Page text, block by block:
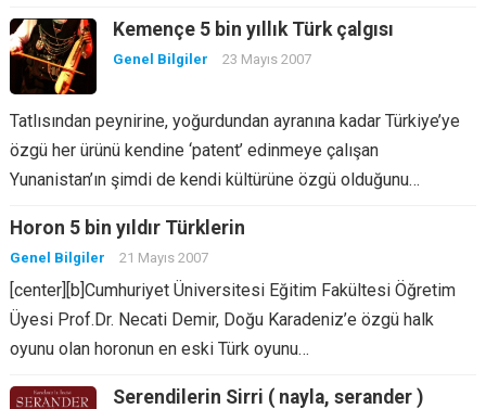
Kemençe 5 bin yıllık Türk çalgısı
Genel Bilgiler 23 Mayıs 2007
Tatlısından peynirine, yoğurdundan ayranına kadar Türkiye’ye
özgü her ürünü kendine ‘patent’ edinmeye çalışan
Yunanistan’ın şimdi de kendi kültürüne özgü olduğunu…
Horon 5 bin yıldır Türklerin
Genel Bilgiler 21 Mayıs 2007
[center][b]Cumhuriyet Üniversitesi Eğitim Fakültesi Öğretim
Üyesi Prof.Dr. Necati Demir, Doğu Karadeniz’e özgü halk
oyunu olan horonun en eski Türk oyunu…
Serendilerin Sirri ( nayla, serander )